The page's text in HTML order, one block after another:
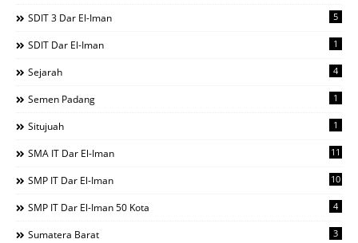
SDIT 3 Dar El-Iman 5
SDIT Dar El-Iman 1
Sejarah 4
Semen Padang 1
Situjuah 1
SMA IT Dar El-Iman 11
SMP IT Dar El-Iman 10
SMP IT Dar El-Iman 50 Kota 4
Sumatera Barat 3